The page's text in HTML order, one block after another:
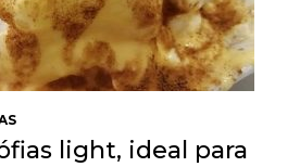
light, ideal para